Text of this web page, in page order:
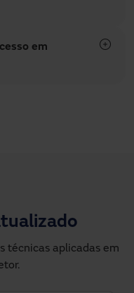
em
técnicas aplicadas em